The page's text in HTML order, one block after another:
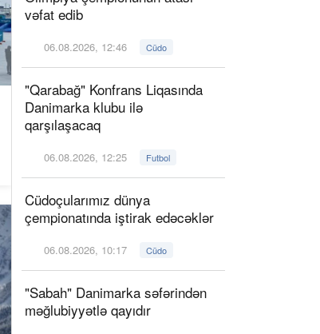
vəfat edib
06.08.2026, 12:46 Cüdo
"Qarabağ" Konfrans Liqasında
Danimarka klubu ilə
qarşılaşacaq
06.08.2026, 12:25 Futbol
Cüdoçularımız dünya
çempionatında iştirak edəcəklər
06.08.2026, 10:17 Cüdo
"Sabah" Danimarka səfərindən
məğlubiyyətlə qayıdır